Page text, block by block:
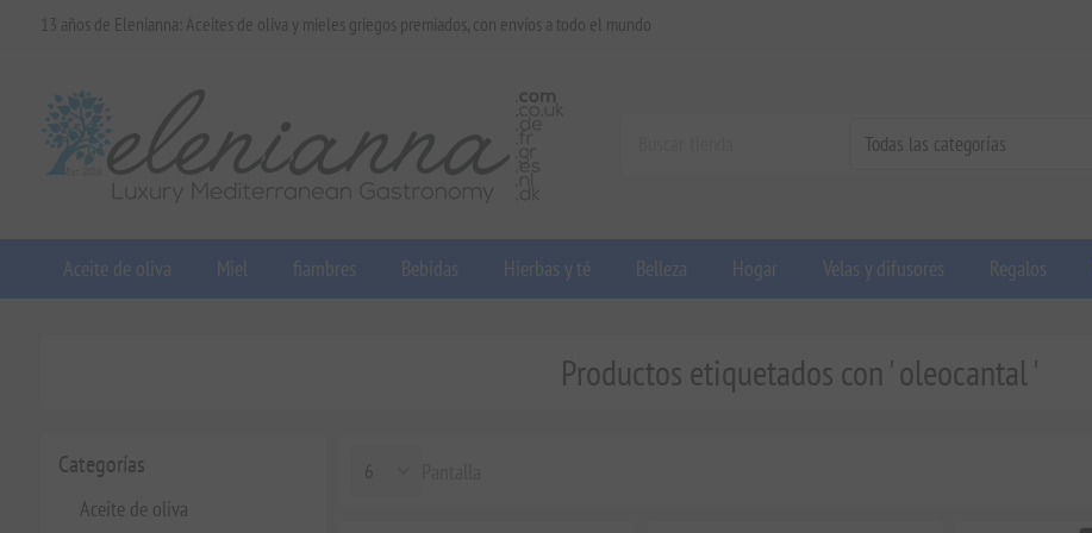
13 años de Elenianna: Aceites de oliva y mieles griegos premiados, con envíos a todo el mundo
Aceite de oliva Miel fiambres Bebidas Hierbas y té Belleza Hogar Velas y difusores Regalos
Categorías
Aceite de oliva
Productos etiquetados con ' oleocantal '